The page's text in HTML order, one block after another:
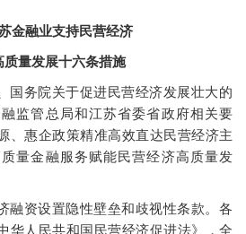
金融业支持民营经济
质量发展十六条措施
国务院关于促进民营经济发展壮大的
监管总局和江苏省委省政府相关要
、惠企政策精准高效直达民营经济主
量金融服务赋能民营经济高质量发
融资设置隐性壁垒和歧视性条款。各
华人民共和国民营经济促进法》，全